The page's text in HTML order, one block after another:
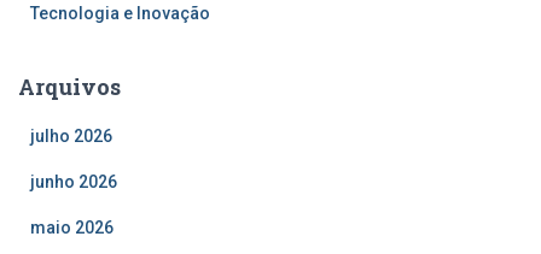
Tecnologia e Inovação
Arquivos
julho 2026
junho 2026
maio 2026